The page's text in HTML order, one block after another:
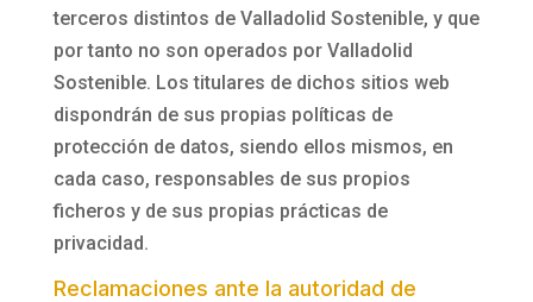
terceros distintos de Valladolid Sostenible, y que
por tanto no son operados por Valladolid
Sostenible. Los titulares de dichos sitios web
dispondrán de sus propias políticas de
protección de datos, siendo ellos mismos, en
cada caso, responsables de sus propios
ficheros y de sus propias prácticas de
privacidad.
Reclamaciones ante la autoridad de